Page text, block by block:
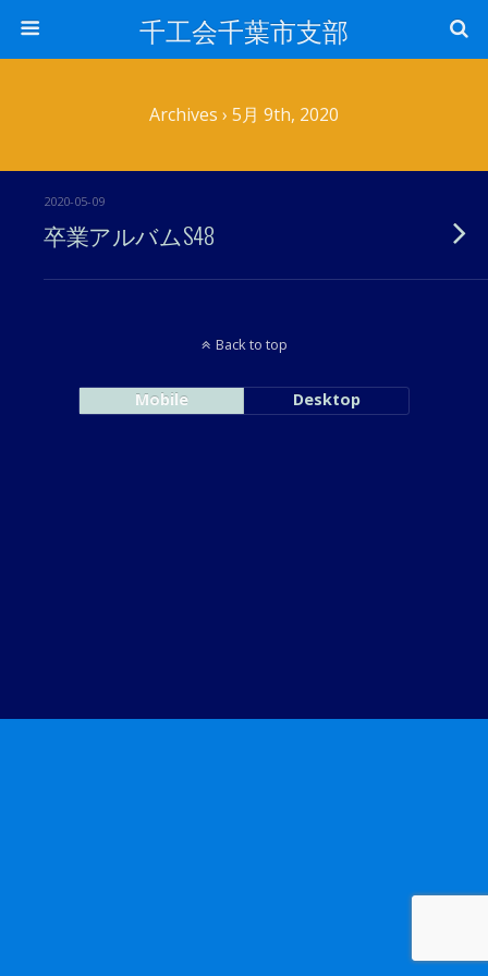
千工会千葉市支部
Archives › 5月 9th, 2020
2020-05-09
卒業アルバムS48
Back to top
Mobile Desktop